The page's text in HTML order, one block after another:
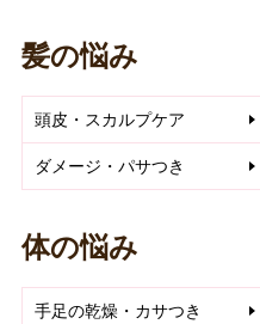
髪の悩み
頭皮・スカルプケア
ダメージ・パサつき
体の悩み
手足の乾燥・カサつき